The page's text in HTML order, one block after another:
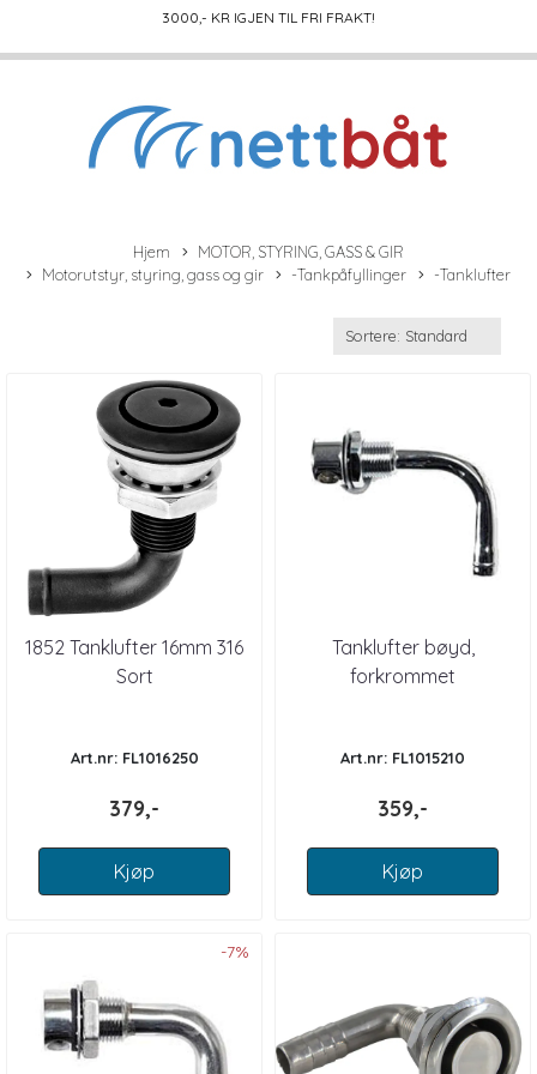
3000,- KR IGJEN TIL FRI FRAKT!
Hjem
MOTOR, STYRING, GASS & GIR
Motorutstyr, styring, gass og gir
-Tankpåfyllinger -Tanklufter
1852 Tanklufter 16mm 316
Sort
Art.nr: FL1016250
379,-
Kjøp
Tanklufter bøyd,
forkrommet
Art.nr: FL1015210
359,-
Kjøp
-7%